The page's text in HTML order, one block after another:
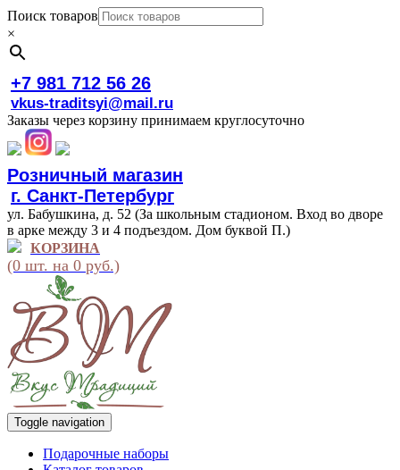
Поиск товаров
×
+7 981 712 56 26
vkus-traditsyi@mail.ru
Заказы через корзину принимаем круглосуточно
Розничный магазин
г. Санкт-Петербург
ул. Бабушкина, д. 52 (За школьным стадионом. Вход во дворе
в арке между 3 и 4 подъездом. Дом буквой П.)
КОРЗИНА
(0 шт. на 0 руб.)
Toggle navigation
Подарочные наборы